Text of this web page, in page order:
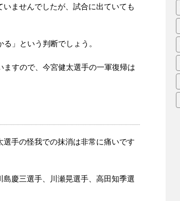
いませんでしたが、試合に出ていても
」という判断でしょう。
すので、今宮健太選手の一軍復帰は
手の怪我での抹消は非常に痛いです
慶三選手、川瀬晃選手、高田知季選